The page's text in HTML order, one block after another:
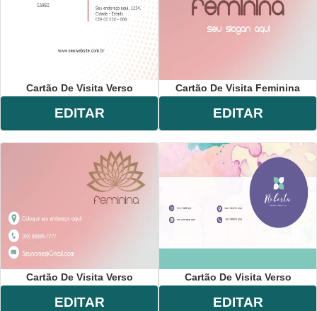
Cartão De Visita Verso
EDITAR
Cartão De Visita Feminina
EDITAR
Cartão De Visita Verso
EDITAR
Cartão De Visita Verso
EDITAR